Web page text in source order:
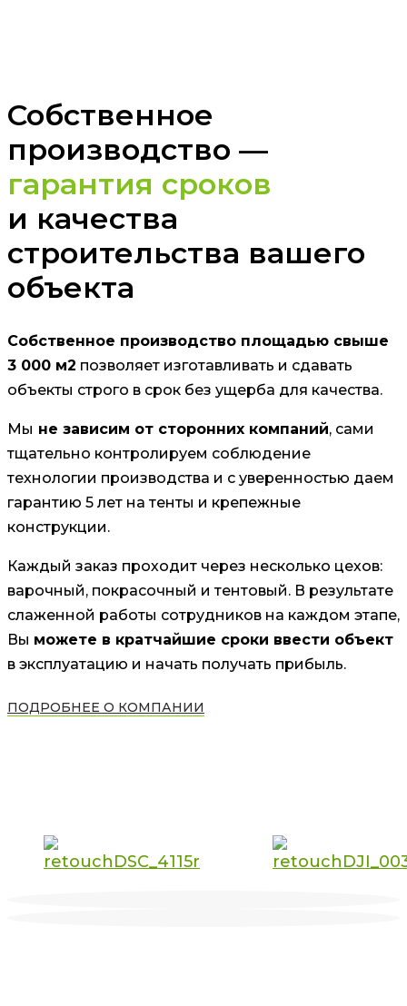
Собственное
производство —
гарантия сроков
и качества
строительства вашего
объекта
Собственное производство площадью свыше
3 000 м2 позволяет изготавливать и сдавать
объекты строго в срок без ущерба для качества.
Мы не зависим от сторонних компаний, сами
тщательно контролируем соблюдение
технологии производства и с уверенностью даем
гарантию 5 лет на тенты и крепежные
конструкции.
Каждый заказ проходит через несколько цехов:
варочный, покрасочный и тентовый. В результате
слаженной работы сотрудников на каждом этапе,
Вы можете в кратчайшие сроки ввести объект
в эксплуатацию и начать получать прибыль.
ПОДРОБНЕЕ О КОМПАНИИ